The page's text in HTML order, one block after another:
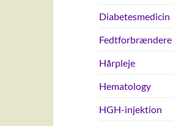
Diabetesmedicin
Fedtforbrændere
Hårpleje
Hematology
HGH-injektion